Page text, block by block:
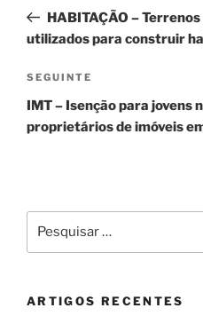
artigos
anterior
HABITAÇÃO –
utilizados para construir
Conteúdo
seguinte
SEGUINTE
IMT – Isenção para jovens
proprietários de imóveis
por:
ARTIGOS RECENTES